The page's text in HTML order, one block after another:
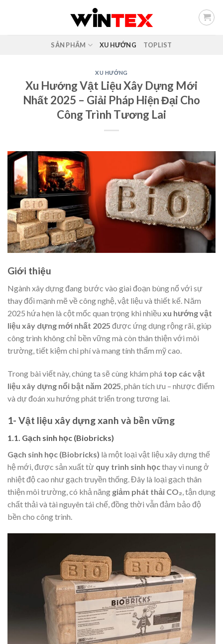
SẢN PHẨM XU HƯỚNG TOPLIST
XU HƯỚNG
Xu Hướng Vật Liệu Xây Dựng Mới
Nhất 2025 – Giải Pháp Hiện Đại Cho
Công Trình Tương Lai
Giới thiệu
Ngành xây dựng đang bước vào giai đoạn bùng nổ với sự
thay đổi mạnh mẽ về công nghệ, vật liệu và thiết kế. Năm
2025 hứa hẹn là cột mốc quan trọng khi nhiều xu hướng vật
liệu xây dựng mới nhất 2025 được ứng dụng rộng rãi, giúp
công trình không chỉ bền vững mà còn thân thiện với môi
trường, tiết kiệm chi phí và mang tính thẩm mỹ cao.
Trong bài viết này, chúng ta sẽ cùng khám phá top các vật
liệu xây dựng nổi bật năm 2025 , phân tích ưu – nhược điểm
và dự đoán xu hướng phát triển trong tương lai.
1- Vật liệu xây dựng xanh và bền vững
1.1. Gạch sinh học (Biobricks)
Gạch sinh học (Biobricks) là một loại vật liệu xây dựng thế
hệ mới, được sản xuất từ quy trình sinh họcthay vì nung ở
nhiệt độ cao như gạch truyền thống. Đây là loại gạch thân
thiện môi trường, có khả năng giảm phát thải CO₂, tận dụng
chất thải và tài nguyên tái chế, đồng thời vẫn đảm bảo độ
bền cho công trình.